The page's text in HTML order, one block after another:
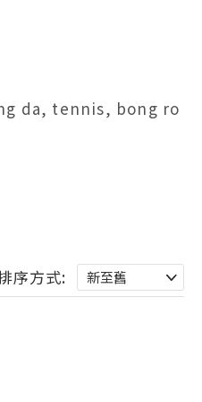
序方式: